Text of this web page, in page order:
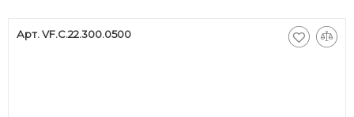
Арт. VF.C.22.300.0500